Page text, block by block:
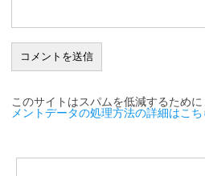
このサイトはスパムを低減するために
メントデータの処理方法の詳細はこ